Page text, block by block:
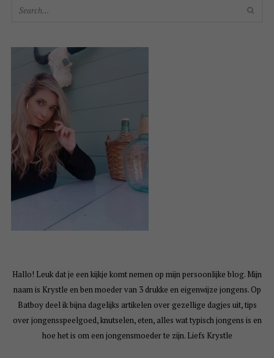
Hallo! Leuk dat je een kijkje komt nemen op mijn persoonlijke blog. Mijn
naam is Krystle en ben moeder van 3 drukke en eigenwijze jongens. Op
Batboy deel ik bijna dagelijks artikelen over gezellige dagjes uit, tips
over jongensspeelgoed, knutselen, eten, alles wat typisch jongens is en
hoe het is om een jongensmoeder te zijn. Liefs Krystle